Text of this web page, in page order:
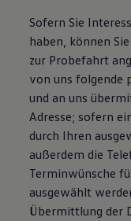
Sofern Sie
haben, können
zur Probefahrt
von uns folgende
und an uns
Adresse; sofern
durch Ihren
außerdem die
Terminwünsche
ausgewählt
Übermittlung der